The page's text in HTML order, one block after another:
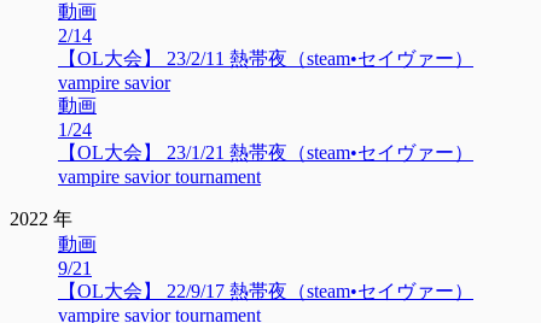
動画
2/14
【OL大会】 23/2/11 熱帯夜（steam•セイヴァー）
vampire savior
動画
1/24
【OL大会】 23/1/21 熱帯夜（steam•セイヴァー）
vampire savior tournament
2022 年
動画
9/21
【OL大会】 22/9/17 熱帯夜（steam•セイヴァー）
vampire savior tournament